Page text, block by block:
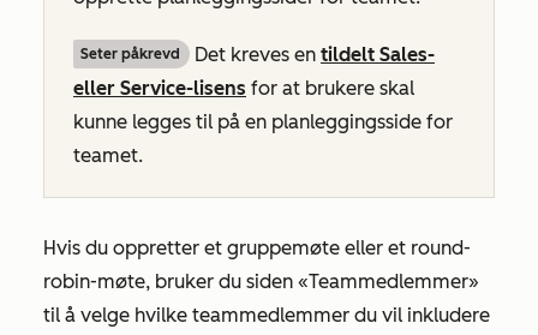
Seter påkrevd Det kreves en tildelt Sales-
eller Service-lisens for at brukere skal
kunne legges til på en planleggingsside for
teamet.
Hvis du oppretter et gruppemøte eller et round-
robin-møte, bruker du siden «Teammedlemmer»
til å velge hvilke teammedlemmer du vil inkludere